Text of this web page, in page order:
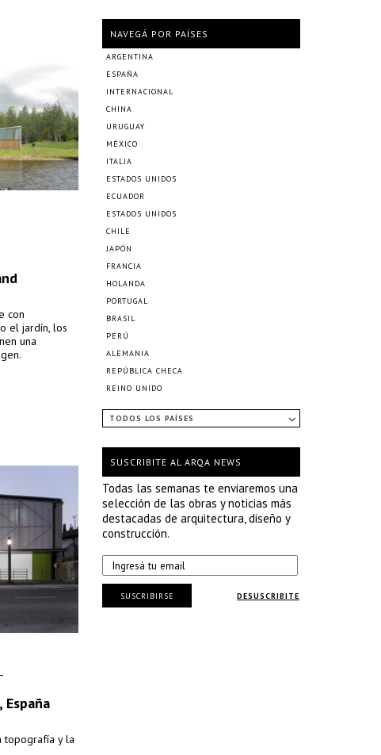
con
el jardín, los
una
topografía y la
NAVEGÁ POR PAÍSES
ARGENTINA
ESPAÑA
INTERNACIONAL
CHINA
URUGUAY
MÉXICO
ITALIA
ESTADOS UNIDOS
ECUADOR
ESTADOS UNIDOS
CHILE
JAPÓN
FRANCIA
HOLANDA
PORTUGAL
BRASIL
PERÚ
ALEMANIA
REPÚBLICA CHECA
REINO UNIDO
TODOS LOS PAÍSES
SUSCRIBITE AL ARQA NEWS
Todas las semanas te enviaremos una
selección de las obras y noticias más
destacadas de arquitectura, diseño y
construcción.
DESUSCRIBITE
SUSCRIBIRSE